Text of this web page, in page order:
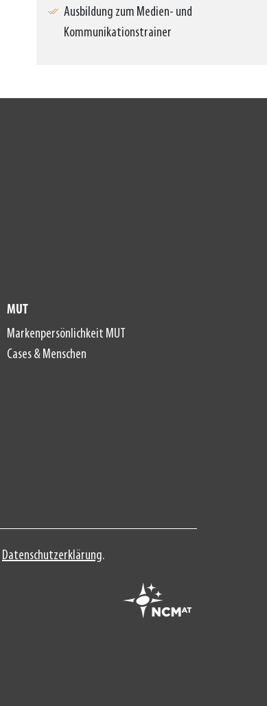
Ausbildung zum Medien- und
Kommunikationstrainer
MUT
Markenpersönlichkeit MUT
Cases & Menschen
Datenschutzerklärung.